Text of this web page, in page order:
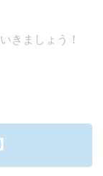
きましょう！